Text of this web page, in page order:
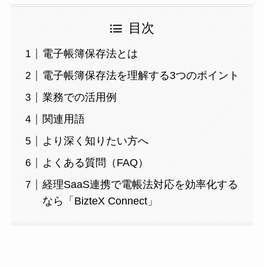
目次
電子帳簿保存法とは
電子帳簿保存法を理解する3つのポイント
業務での活用例
関連用語
より深く知りたい方へ
よくある質問（FAQ）
経理SaaS連携で電帳法対応を効率化する
なら「BizteX Connect」